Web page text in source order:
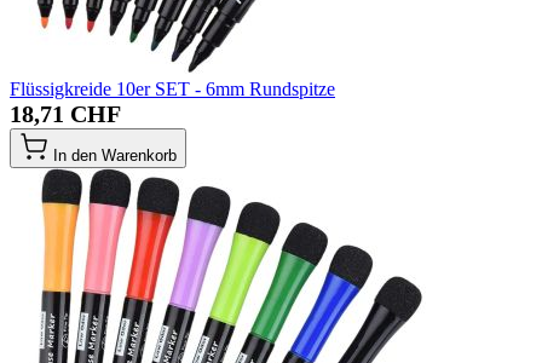
Flüssigkreide 10er SET - 6mm Rundspitze
18,71 CHF
In den Warenkorb